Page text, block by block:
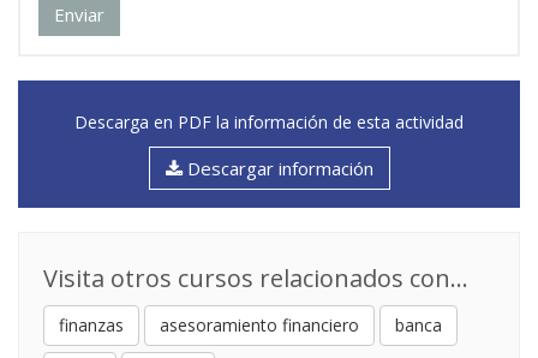
Enviar
Descarga en PDF la información de esta actividad
Descargar información
Visita otros cursos relacionados con...
finanzas asesoramiento financiero banca